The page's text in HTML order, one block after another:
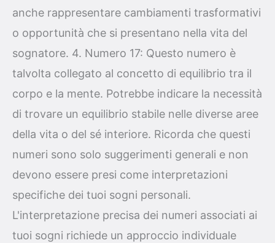
anche rappresentare cambiamenti trasformativi
o opportunità che si presentano nella vita del
sognatore. 4. Numero 17: Questo numero è
talvolta collegato al concetto di equilibrio tra il
corpo e la mente. Potrebbe indicare la necessità
di trovare un equilibrio stabile nelle diverse aree
della vita o del sé interiore. Ricorda che questi
numeri sono solo suggerimenti generali e non
devono essere presi come interpretazioni
specifiche dei tuoi sogni personali.
L'interpretazione precisa dei numeri associati ai
tuoi sogni richiede un approccio individuale